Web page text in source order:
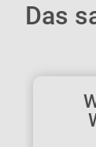
Das
Kerstin
am 11.06.2026,